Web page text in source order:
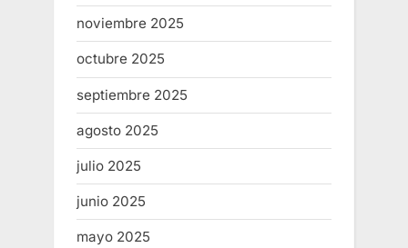
noviembre 2025
octubre 2025
septiembre 2025
agosto 2025
julio 2025
junio 2025
mayo 2025